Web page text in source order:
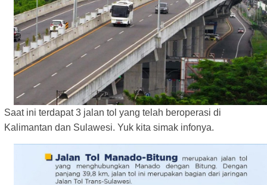
Saat ini terdapat 3 jalan tol yang telah beroperasi di
Kalimantan dan Sulawesi. Yuk kita simak infonya.